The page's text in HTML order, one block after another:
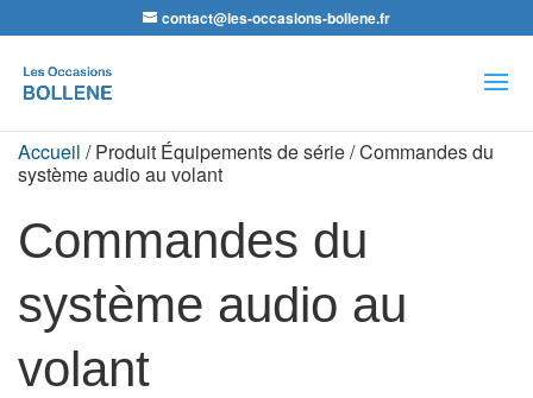
contact@les-occasions-bollene.fr
de
produits
Accueil / Produit Équipements de série / Commandes du
système audio au volant
Commandes du
système audio au
volant